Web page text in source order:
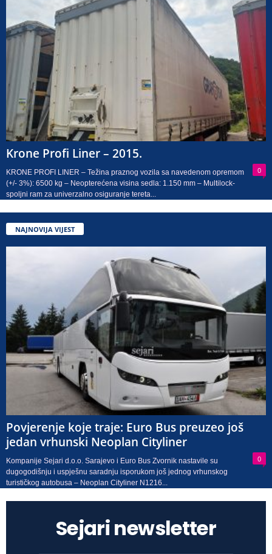
Krone Profi Liner – 2015.
0
KRONE PROFI LINER – Težina praznog vozila sa navedenom opremom
(+/- 3%): 6500 kg – Neopterećena visina sedla: 1.150 mm – Multilock-
spoljni ram za univerzalno osiguranje tereta...
NAJNOVIJA VIJEST
Povjerenje koje traje: Euro Bus preuzeo još
jedan vrhunski Neoplan Cityliner
0
Kompanije Sejari d.o.o. Sarajevo i Euro Bus Zvornik nastavile su
dugogodišnju i uspješnu saradnju isporukom još jednog vrhunskog
turističkog autobusa – Neoplan Cityliner N1216...
Sejari newsletter